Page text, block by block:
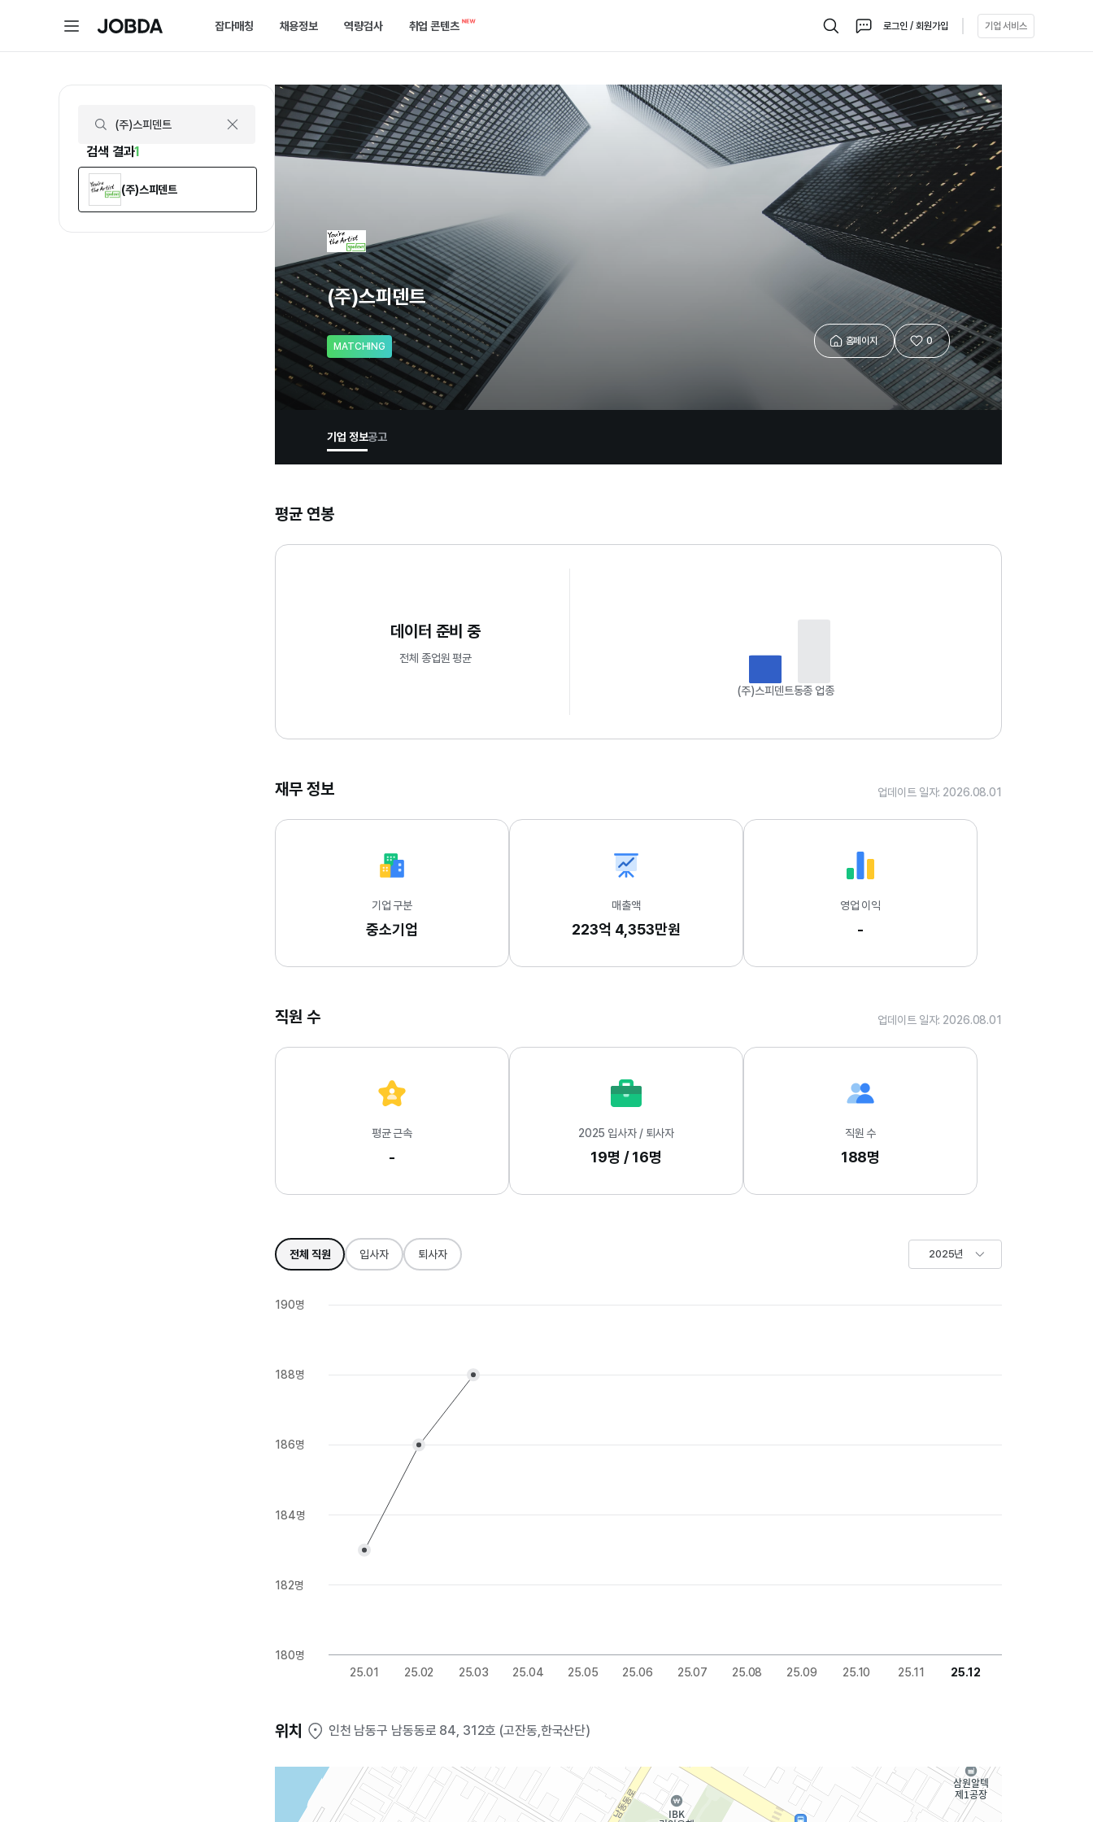
J
A
잡다매칭
매칭에 대한 모든 정보를 한곳에서 확인하세요.
잡다매칭 소개
스펙아닌 역량으로 취업하는 방법을 알려드릴게요.
채용정보
채용 스케줄을 놓치지 말고 관리해 보세요.
채용 공고
내가 선택한 필터로 공고를 쉽게 찾아보세요.
역량검사
750개 이상의 기업에서 확인하는 ‘진짜’ 역량을 진단해 보세요.
개발자 검사
실무와 가장 유사한 실전 개발 역량을 진단해 보세요.
취업 콘텐츠
합격한 선배들의 이야기를 들어보세요.
취업 콘텐츠
지원부터 합격까지 필요한 정보들이 모여있어요.
기출 면접 연습
기업별 예상 면접 질문 확인과 면접 연습을 할 수 있어요.
검
채
로그인 / 회원가입 기업 서비스
검색 결과1
(주)스피덴트
(주)스피덴트
MATCHING 홈페이지 0
기업 정보공고
평균 연봉
데이터 준비 중
전체 종업원 평균
(주)스피덴트동종 업종
재무 정보 업데이트 일자: 2026.08.01
기업 구분
중소기업
매출액
223억 4,353만원
영업 이익
-
직원 수 업데이트 일자: 2026.08.01
평균 근속
-
2025 입사자 / 퇴사자
19명 / 16명
직원 수
188명
전체 직원 입사자 퇴사자 2025년
190명
188명
186명
184명
182명
180명
25.01
25.02 25.03 25.04 25.05 25.06 25.07 25.08 25.09 25.10 25.11 25.12
위치 인천 남동구 남동동로 84, 312호 (고잔동,한국산단)